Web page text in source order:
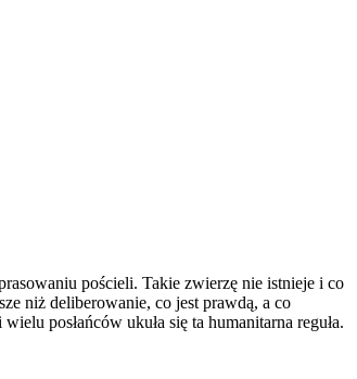
pościeli. Takie zwierzę nie istnieje i co
niż deliberowanie, co jest prawdą, a co
posłańców ukuła się ta humanitarna reguła.